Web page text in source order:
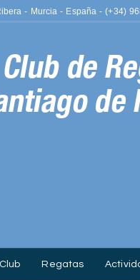
- Murcia - España - (+34)
Regatas